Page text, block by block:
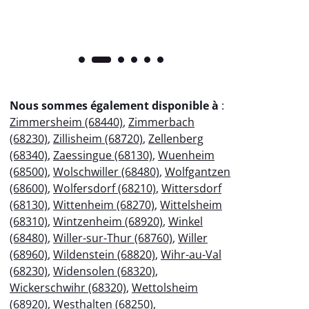
Nous sommes également disponible à :
Zimmersheim (68440), Zimmerbach
(68230), Zillisheim (68720), Zellenberg
(68340), Zaessingue (68130), Wuenheim
(68500), Wolschwiller (68480), Wolfgantzen
(68600), Wolfersdorf (68210), Wittersdorf
(68130), Wittenheim (68270), Wittelsheim
(68310), Wintzenheim (68920), Winkel
(68480), Willer-sur-Thur (68760), Willer
(68960), Wildenstein (68820), Wihr-au-Val
(68230), Widensolen (68320),
Wickerschwihr (68320), Wettolsheim
(68920), Westhalten (68250),